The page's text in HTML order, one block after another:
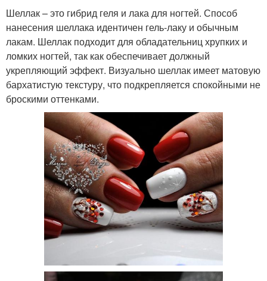
Шеллак – это гибрид геля и лака для ногтей. Способ
нанесения шеллака идентичен гель-лаку и обычным
лакам. Шеллак подходит для обладательниц хрупких и
ломких ногтей, так как обеспечивает должный
укрепляющий эффект. Визуально шеллак имеет матовую
бархатистую текстуру, что подкрепляется спокойными не
броскими оттенками.